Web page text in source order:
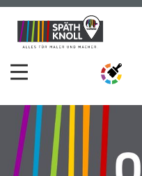
Zum
Inhalt
Zum
Navigationsmenü